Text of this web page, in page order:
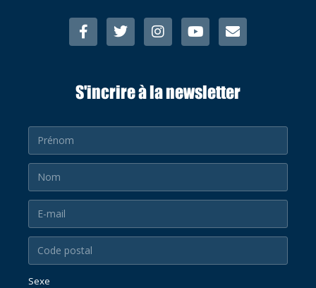
S'incrire à la newsletter
Sexe